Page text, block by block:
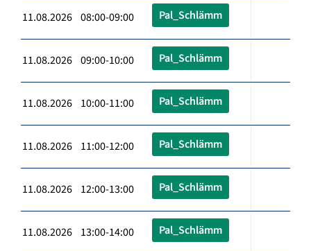
11.08.2026 08:00-09:00 Pal_Schlämm
11.08.2026 09:00-10:00 Pal_Schlämm
11.08.2026 10:00-11:00 Pal_Schlämm
11.08.2026 11:00-12:00 Pal_Schlämm
11.08.2026 12:00-13:00 Pal_Schlämm
11.08.2026 13:00-14:00 Pal_Schlämm